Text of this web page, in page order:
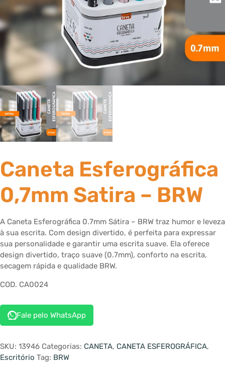
Caneta Esferográfica
0,7mm Satira – BRW
A Caneta Esferográfica 0.7mm Sátira – BRW traz humor e leveza
à sua escrita. Com design divertido, é perfeita para expressar
sua personalidade e garantir uma escrita suave. Ela oferece
design divertido, traço suave (0.7mm), conforto na escrita,
secagem rápida e qualidade BRW.
COD. CA0024
Fale pelo WhatsApp
SKU: 13946 Categorias: CANETA, CANETA ESFEROGRÁFICA,
Escritório Tag: BRW